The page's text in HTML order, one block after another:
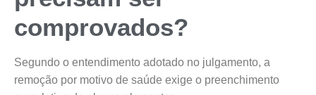
comprovados?
Segundo o entendimento adotado no julgamento, a
remoção por motivo de saúde exige o preenchimento